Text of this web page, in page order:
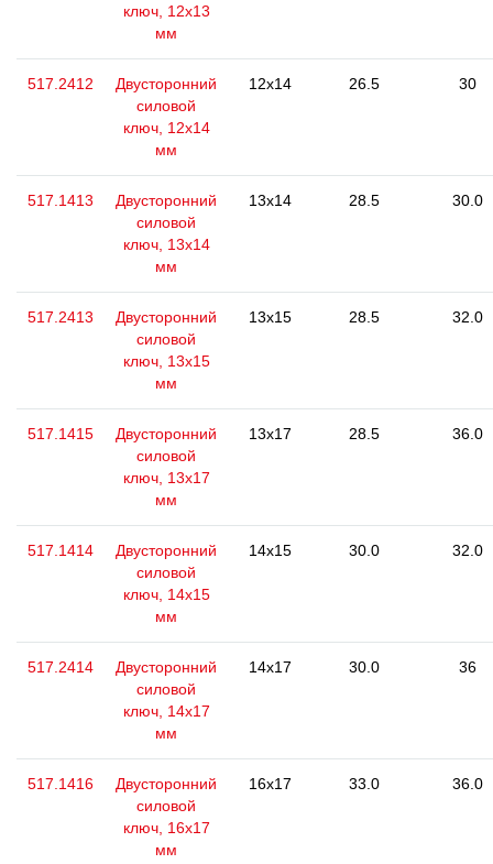
ключ, 12x13
мм
517.2412
Двусторонний
силовой
ключ, 12x14
мм
12x14 26.5 30
517.1413
Двусторонний
силовой
ключ, 13x14
мм
13x14 28.5 30.0
517.2413
Двусторонний
силовой
ключ, 13x15
мм
13x15 28.5 32.0
517.1415
Двусторонний
силовой
ключ, 13x17
мм
13x17 28.5 36.0
517.1414
Двусторонний
силовой
ключ, 14x15
мм
14x15 30.0 32.0
517.2414
Двусторонний
силовой
ключ, 14x17
мм
14x17 30.0 36
517.1416
Двусторонний
силовой
ключ, 16x17
мм
16x17 33.0 36.0